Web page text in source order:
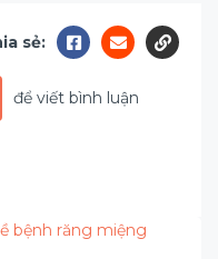
sẻ:
để viết bình luận
bệnh răng miệng